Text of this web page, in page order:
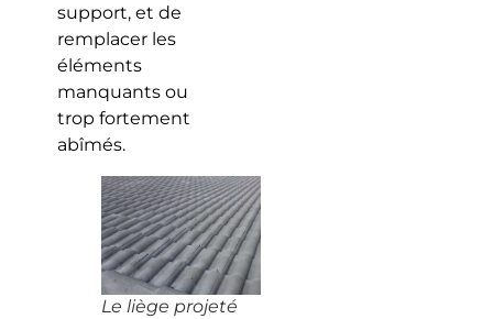
support, et de
remplacer les
éléments
manquants ou
trop fortement
abîmés.
Le liège projeté